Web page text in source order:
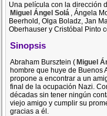
Una película con la dirección
Miguel Ángel Solá , Ángela
Beerhold, Olga Boladz, Jan
Oberhauser y Cristóbal Pinto
Sinopsis
Abraham Bursztein (Miguel
hombre que huye de Buenos
propone a encontrar a un
final de la ocupación Nazi.
décadas sin tener ningún
viejo amigo y cumplir su
gracias a él.